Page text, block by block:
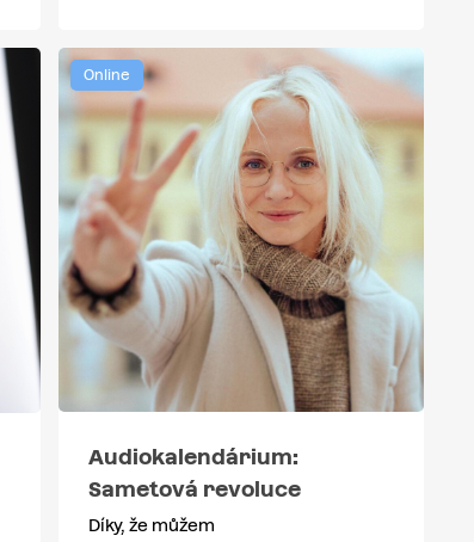
Online
Audiokalendárium:
Sametová revoluce
Díky, že můžem